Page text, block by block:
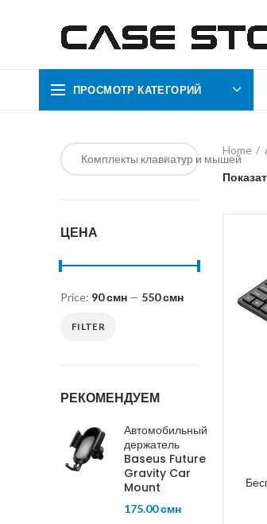
ПРОСМОТР КАТЕГОРИЙ
×
Комплекты клавиатур и мышей
ЦЕНА
FILTER
Price: 90 смн — 550 смн
РЕКОМЕНДУЕМ
Автомобильный
держатель
Baseus Future
Gravity Car
Mount
175.00смн
Home